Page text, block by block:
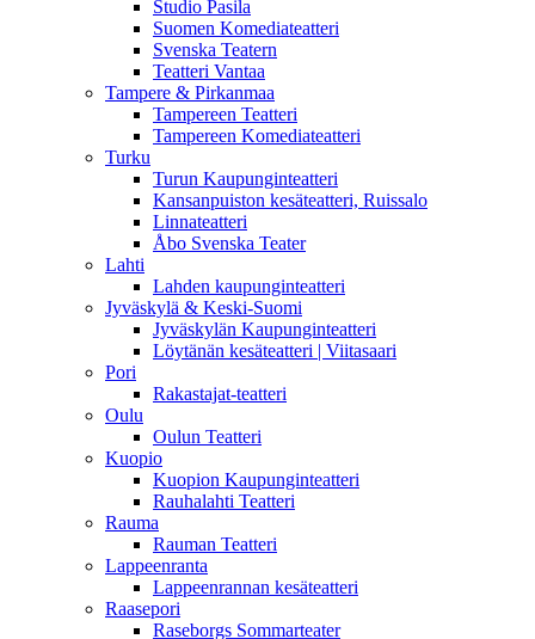
Studio Pasila
Suomen Komediateatteri
Svenska Teatern
Teatteri Vantaa
Tampere & Pirkanmaa
Tampereen Teatteri
Tampereen Komediateatteri
Turku
Turun Kaupunginteatteri
Kansanpuiston kesäteatteri, Ruissalo
Linnateatteri
Åbo Svenska Teater
Lahti
Lahden kaupunginteatteri
Jyväskylä & Keski-Suomi
Jyväskylän Kaupunginteatteri
Löytänän kesäteatteri | Viitasaari
Pori
Rakastajat-teatteri
Oulu
Oulun Teatteri
Kuopio
Kuopion Kaupunginteatteri
Rauhalahti Teatteri
Rauma
Rauman Teatteri
Lappeenranta
Lappeenrannan kesäteatteri
Raasepori
Raseborgs Sommarteater